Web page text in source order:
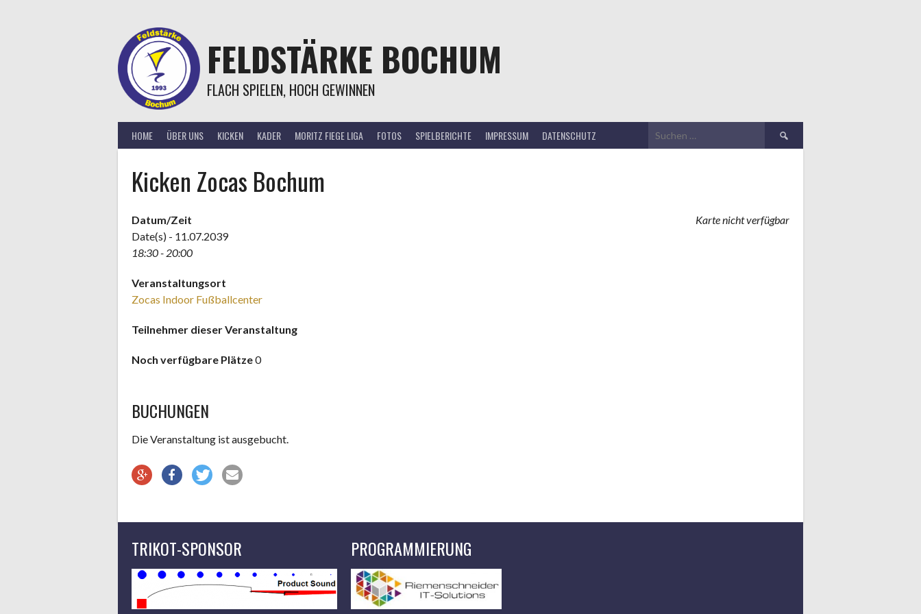
FELDSTÄRKE BOCHUM
FLACH SPIELEN, HOCH GEWINNEN
HOME ÜBER UNS KICKEN KADER MORITZ FIEGE LIGA FOTOS SPIELBERICHTE IMPRESSUM DATENSCHUTZ
Suchen
nach:
Kicken Zocas Bochum
Karte nicht verfügbar
Datum/Zeit
Date(s) - 11.07.2039
18:30 - 20:00
Veranstaltungsort
Zocas Indoor Fußballcenter
Teilnehmer dieser Veranstaltung
Noch verfügbare Plätze0
BUCHUNGEN
Die Veranstaltung ist ausgebucht.
TRIKOT-SPONSOR PROGRAMMIERUNG